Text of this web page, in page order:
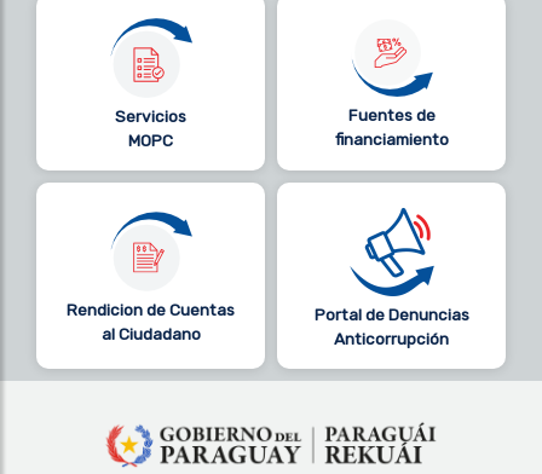
Servicios
MOPC
Fuentes de
financiamiento
Rendicion de Cuentas
al Ciudadano
Portal de Denuncias
Anticorrupción